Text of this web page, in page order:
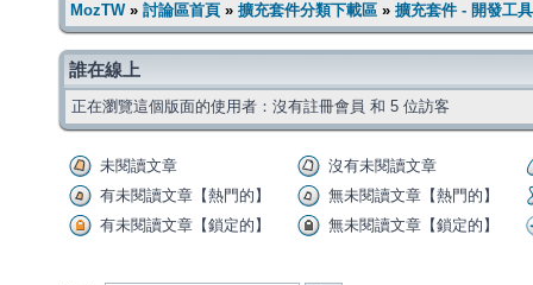
MozTW» 討論區首頁 » 擴充套件分類下載區 » 擴充套件 - 開發工具
誰在線上
正在瀏覽這個版面的使用者：沒有註冊會員 和 5 位訪客
未閱讀文章
沒有未閱讀文章
有未閱讀文章【熱門的】
無未閱讀文章【熱門的】
有未閱讀文章【鎖定的】
無未閱讀文章【鎖定的】